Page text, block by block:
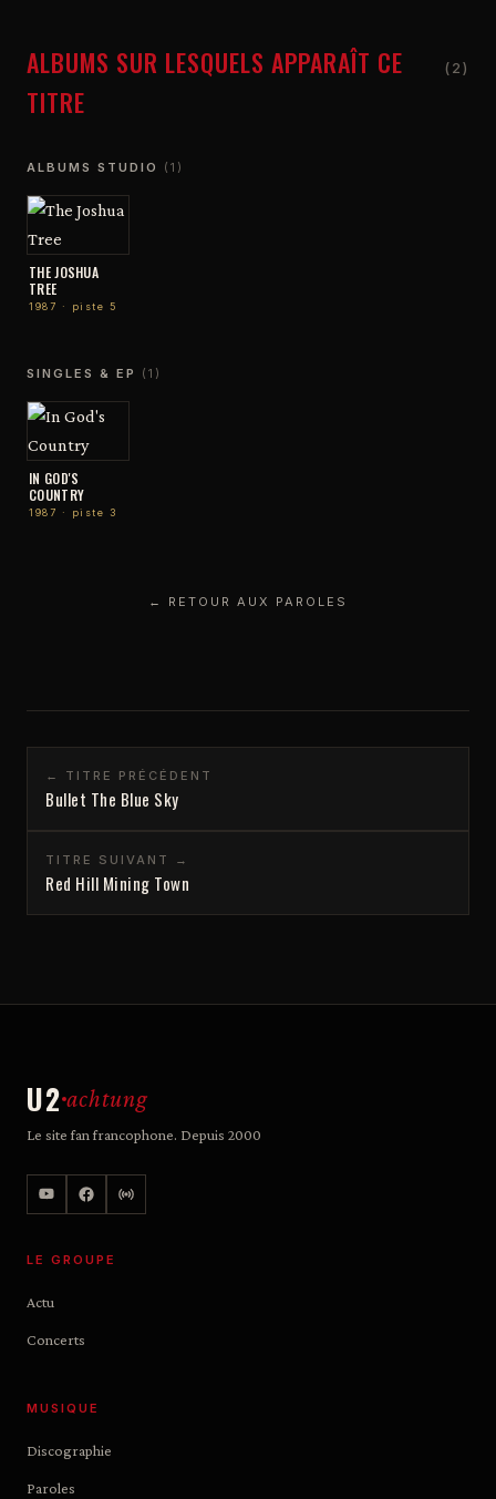
ALBUMS SUR LESQUELS APPARAÎT CE
TITRE
(2)
ALBUMS STUDIO (1)
THE JOSHUA
TREE
1987 · piste 5
SINGLES & EP (1)
IN GOD'S
COUNTRY
1987 · piste 3
← RETOUR AUX PAROLES
← TITRE PRÉCÉDENT
Bullet The Blue Sky
TITRE SUIVANT →
Red Hill Mining Town
U2 achtung
Le site fan francophone. Depuis 2000
LE GROUPE
Actu
Concerts
MUSIQUE
Discographie
Paroles